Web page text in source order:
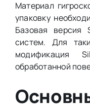
Материал
упаковку
Базовая
систем. Для
модификация
обработанной